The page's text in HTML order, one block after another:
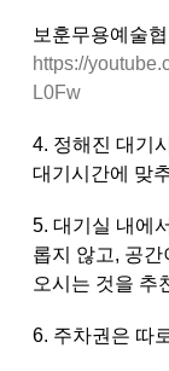
보훈무용예술
https://
L0Fw
4. 정해진 대기
대기시간에 맞
5. 대기실 내에
롭지 않고, 공
오시는 것을 추
6. 주차권은 따